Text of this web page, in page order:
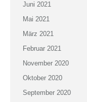
Juni 2021
Mai 2021
März 2021
Februar 2021
November 2020
Oktober 2020
September 2020